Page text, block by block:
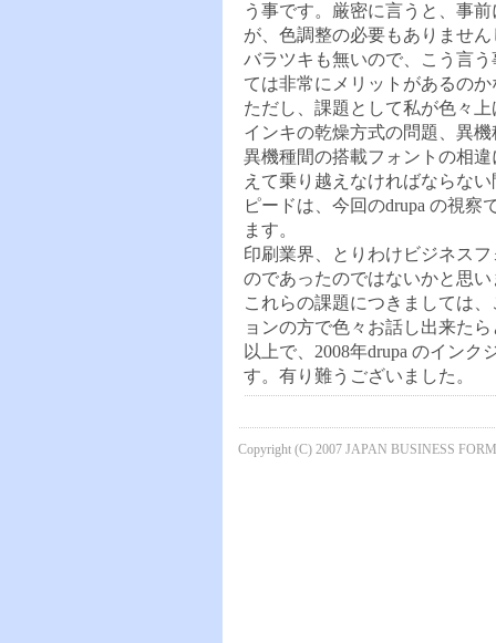
う事です。厳密に言うと、事
が、色調整の必要もありませ
バラツキも無いので、こう言
ては非常にメリットがあるの
ただし、課題として私が色々
インキの乾燥方式の問題、異
異機種間の搭載フォントの相
えて乗り越えなければならな
ピードは、今回のdrupa の視
ます。
印刷業界、とりわけビジネス
のであったのではないかと思
これらの課題につきましては
ョンの方で色々お話し出来た
以上で、2008年drupa のイン
す。有り難うございました。
Copyright (C) 2007 JAPAN BUSINESS